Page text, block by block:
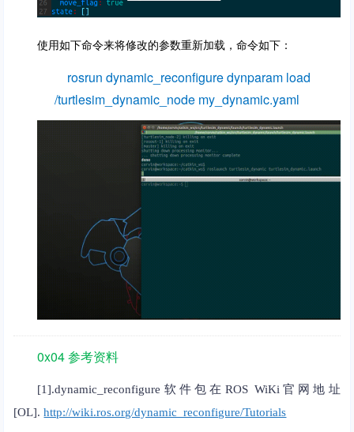
使用如下命令来将修改的参数重新加载，命令如下：
rosrun dynamic_reconfigure dynparam load
/turtlesim_dynamic_node my_dynamic.yaml
0x04 参考资料
[1].dynamic_reconfigure软件包在ROS WiKi官网地址
[OL].http://wiki.ros.org/dynamic_reconfigure/Tutorials